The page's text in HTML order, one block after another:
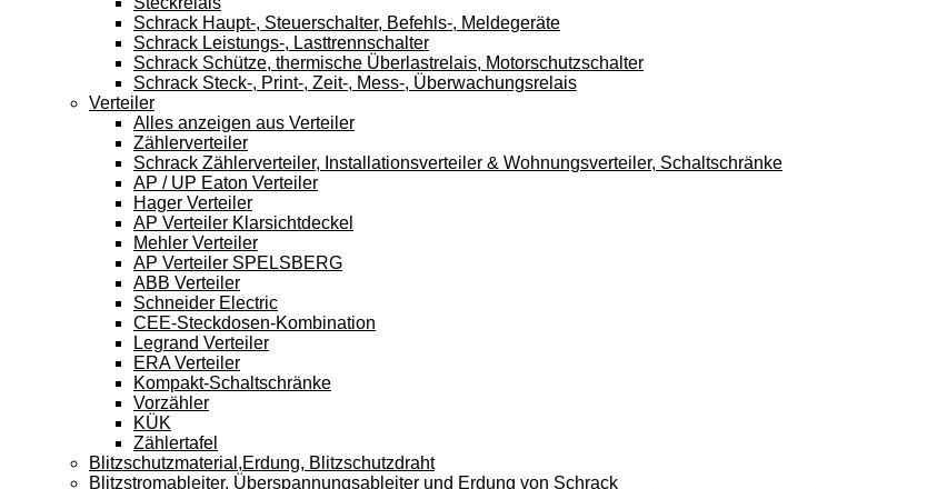
Schrack Haupt-, Steuerschalter, Befehls-, Meldegeräte
Schrack Leistungs-, Lasttrennschalter
Schrack Schütze, thermische Überlastrelais, Motorschutzschalter
Schrack Steck-, Print-, Zeit-, Mess-, Überwachungsrelais
Verteiler
Alles anzeigen aus Verteiler
Zählerverteiler
Schrack Zählerverteiler, Installationsverteiler & Wohnungsverteiler, Schaltschränke
AP / UP Eaton Verteiler
Hager Verteiler
AP Verteiler Klarsichtdeckel
Mehler Verteiler
AP Verteiler SPELSBERG
ABB Verteiler
Schneider Electric
CEE-Steckdosen-Kombination
Legrand Verteiler
ERA Verteiler
Kompakt-Schaltschränke
Vorzähler
KÜK
Zählertafel
Blitzschutzmaterial,Erdung, Blitzschutzdraht
Blitzstromableiter, Überspannungsableiter und Erdung von Schrack